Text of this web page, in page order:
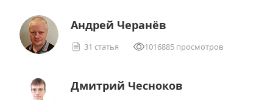
Андрей Черанёв
31 статья 1016885 просмотров
Дмитрий Чесноков